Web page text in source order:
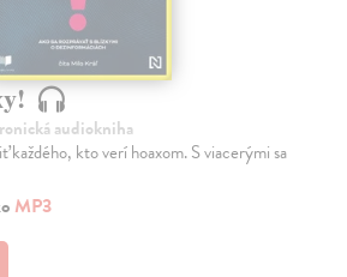
audiokniha
každého, kto verí hoaxom. S viacerými sa
MP3